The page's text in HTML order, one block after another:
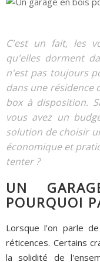
C'est un fait, les
qu'elles dorment
n'est pas toujours
dans une résidence
box à disposition.
vous avez un
solution de choisir
économique et
tenter ?
UN
POURQUOI
Lorsque l'on parle
réticences. Certains
la solidité de